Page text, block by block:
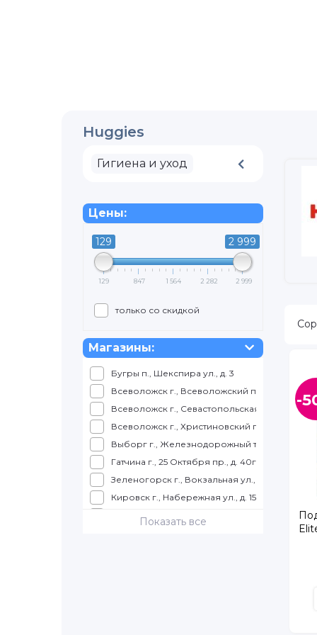
Huggies
Гигиена и уход
Цены:
129 2 999
129 847 1 564 2 282 2 999
только со скидкой
Магазины:
Бугры п., Шекспира ул., д. 3
Всеволожск г., Всеволожский пр., д. 57
Всеволожск г., Севастопольская ул., д. 2,
Всеволожск г., Христиновский пр., д. 26
Выборг г., Железнодорожный т., д. 4, ТРК
Гатчина г., 25 Октября пр., д. 40г, корп. 1
Зеленогорск г., Вокзальная ул., д. 7, ТЦ
Кировск г., Набережная ул., д. 15, ТРК
Колпино г., Балканская дорога, д. 10, ТЦ
Колпино г., Трудящихся б-р., д. 12, ТК "Ока"
Показать все
-